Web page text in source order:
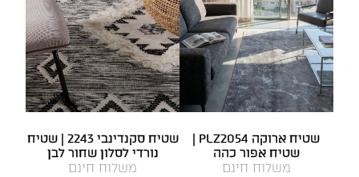
שטיח אפור כהה
משלוח חינם
שטיח סקנדינבי 2243 | שטיח
נורדי לסלון שחור לבן
משלוח חינם